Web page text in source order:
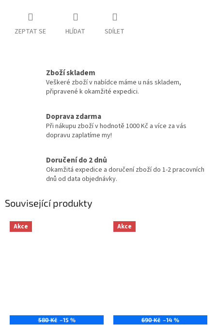
ZEPTAT SE HLÍDAT SDÍLET
Zboží skladem
Veškeré zboží v nabídce máme u nás skladem,
připravené k okamžité expedici.
Doprava zdarma
Při nákupu zboží v hodnotě 1000 Kč a více za vás
dopravu zaplatíme my!
Doručení do 2 dnů
Okamžitá expedice a doručení zboží do 1-2 pracovních
dnů od data objednávky.
Související produkty
Akce
580 Kč –15 %
Akce
690 Kč –14 %